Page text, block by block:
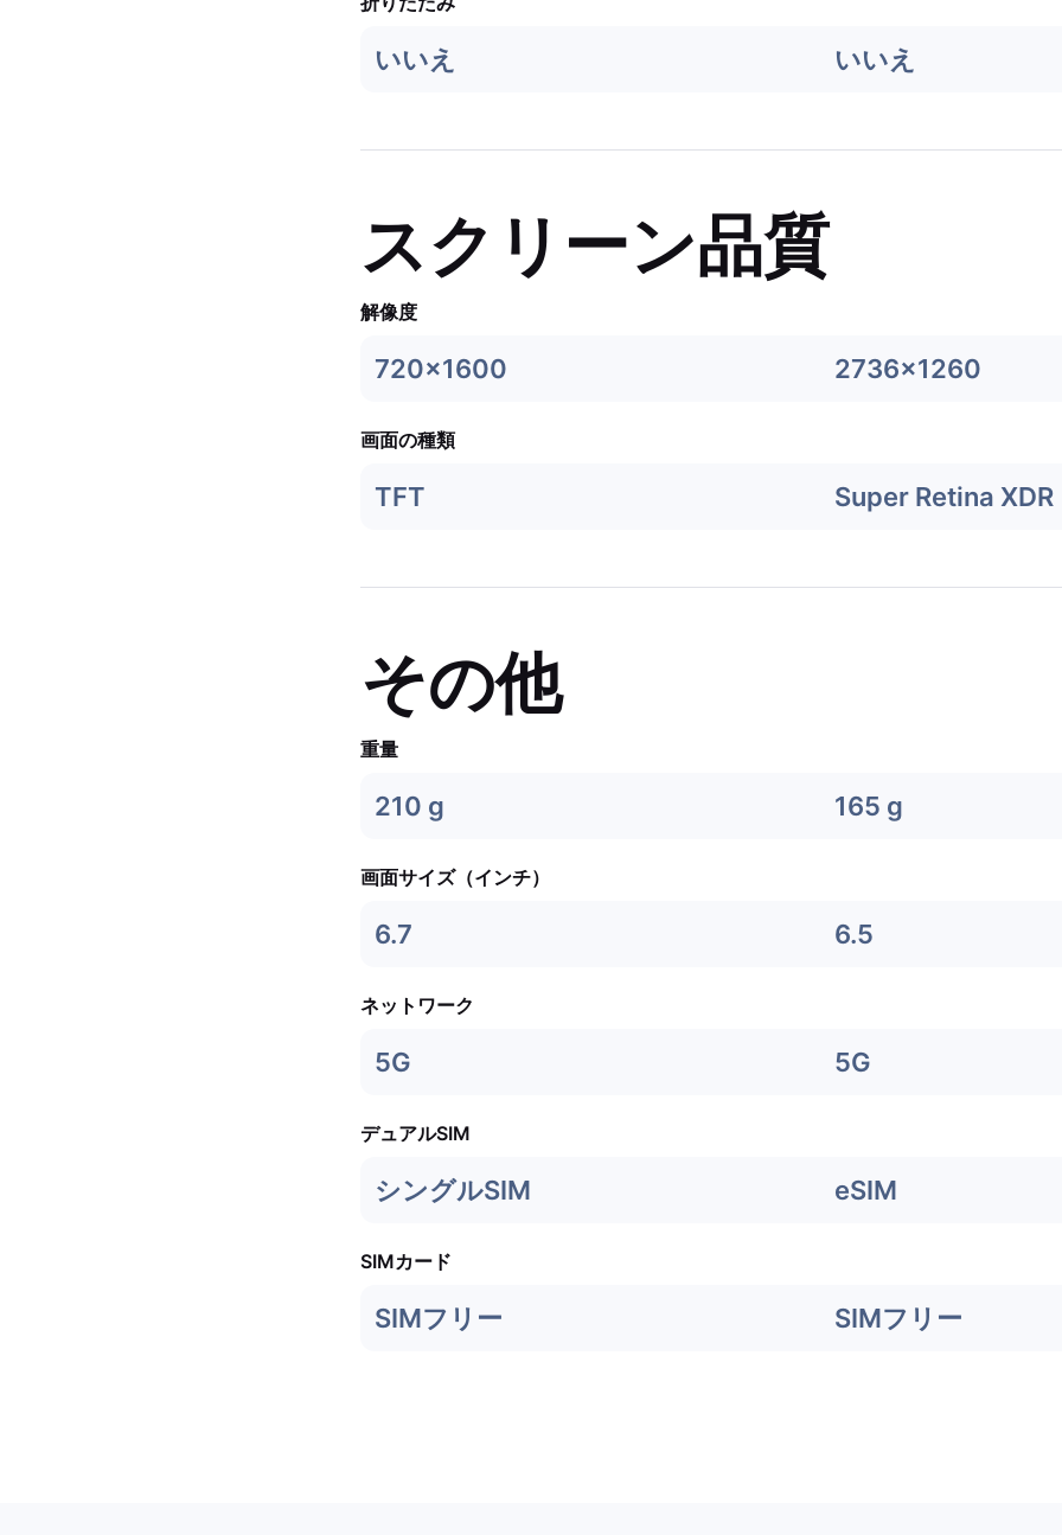
いいえ いいえ
スクリーン品質
解像度
720x1600 2736x1260
画面の種類
TFT Super Retina XDR
その他
重量
210 g 165 g
画面サイズ（インチ）
6.7 6.5
ネットワーク
5G 5G
デュアルSIM
シングルSIM eSIM
SIMカード
SIMフリー SIMフリー